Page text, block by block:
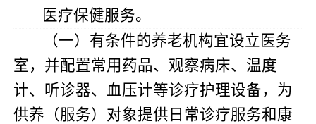
医疗保健服务。
（一）有条件的养老机构宜设立医务
室，并配置常用药品、观察病床、温度
计、听诊器、血压计等诊疗护理设备，为
供养（服务）对象提供日常诊疗服务和康